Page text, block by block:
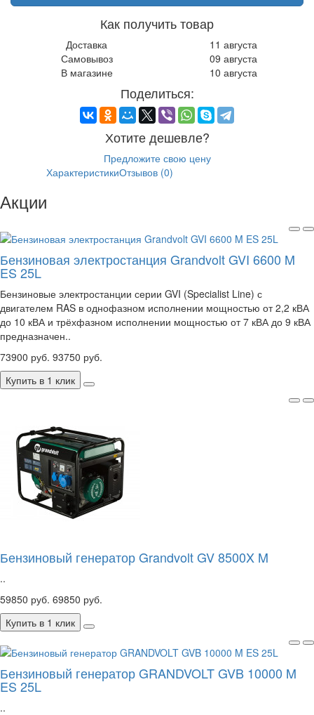
Как получить товар
Доставка
11 августа
Самовывоз
09 августа
В магазине
10 августа
Поделиться:
Хотите дешевле?
Предложите свою цену
ХарактеристикиОтзывов (0)
Акции
Бензиновая электростанция Grandvolt GVI 6600 M
ES 25L
Бензиновые электростанции серии GVI (Specialist Line) с
двигателем RAS в однофазном исполнении мощностью от 2,2 кВА
до 10 кВА и трёхфазном исполнении мощностью от 7 кВА до 9 кВА
предназначен..
73900 руб. 93750 руб.
Купить в 1 клик
Бензиновый генератор Grandvolt GV 8500X M
..
59850 руб. 69850 руб.
Купить в 1 клик
Бензиновый генератор GRANDVOLT GVB 10000 M
ES 25L
..